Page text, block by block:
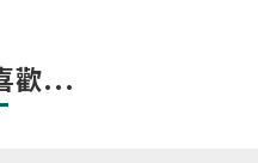
歡...